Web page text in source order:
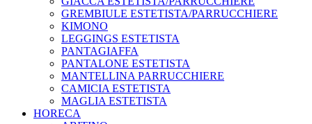
GREMBIULE ESTETISTA/PARRUCCHIERE
KIMONO
LEGGINGS ESTETISTA
PANTAGIAFFA
PANTALONE ESTETISTA
MANTELLINA PARRUCCHIERE
CAMICIA ESTETISTA
MAGLIA ESTETISTA
HORECA